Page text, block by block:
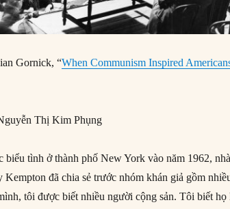
Gornick, “When Communism Inspired
Thị Kim Phụng
biểu tình ở thành phố New York vào năm 1962,
Kempton đã chia sẻ trước nhóm khán giả gồm
tôi được biết nhiều người cộng sản. Tôi biết